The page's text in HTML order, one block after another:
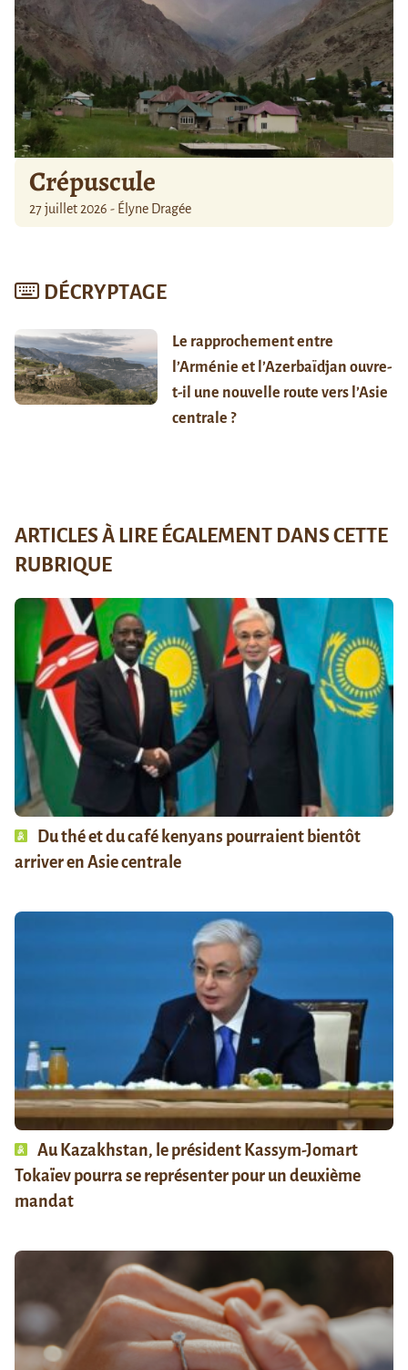
Crépuscule
27 juillet 2026 - Élyne Dragée
DÉCRYPTAGE
Le rapprochement entre
l’Arménie et l’Azerbaïdjan ouvre-
t-il une nouvelle route vers l’Asie
centrale ?
ARTICLES À LIRE ÉGALEMENT DANS CETTE
RUBRIQUE
Du thé et du café kenyans pourraient bientôt
arriver en Asie centrale
Au Kazakhstan, le président Kassym-Jomart
Tokaïev pourra se représenter pour un deuxième
mandat